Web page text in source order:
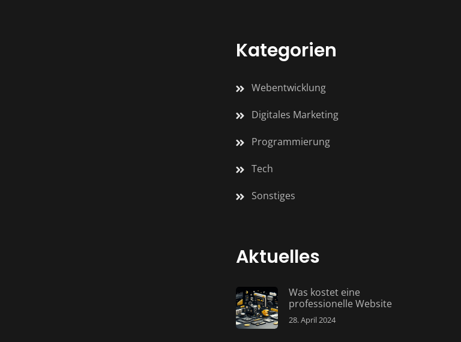
Kategorien
Webentwicklung
Digitales Marketing
Programmierung
Tech
Sonstiges
Aktuelles
Was kostet eine
professionelle Website
28. April 2024